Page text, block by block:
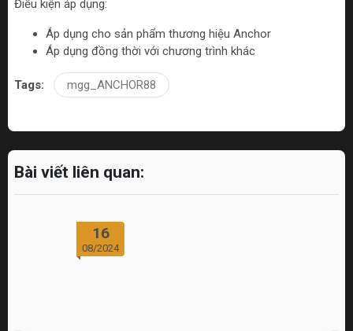
Điều kiện áp dụng:
Áp dụng cho sản phẩm thương hiệu Anchor
Áp dụng đồng thời với chương trình khác
Tags: mgg_ANCHOR88
Bài viết liên quan: